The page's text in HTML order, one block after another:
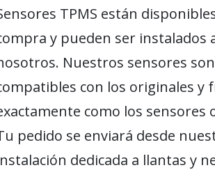
TPMS están
y pueden ser instalados
Nuestros sensores son
con los originales y
como los sensores
pedido se enviará desde
dedicada a llantas y